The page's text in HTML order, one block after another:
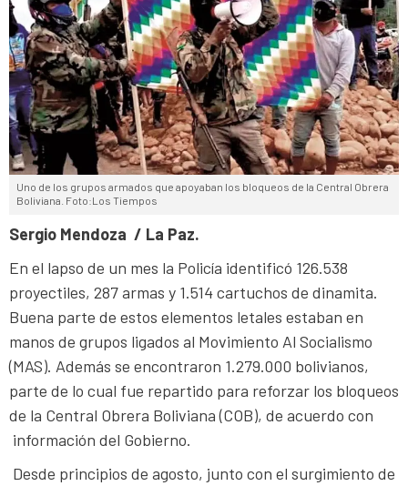
Uno de los grupos armados que apoyaban los bloqueos de la Central Obrera
Boliviana. Foto:Los Tiempos
Sergio Mendoza / La Paz.
En el lapso de un mes la Policía identificó 126.538
proyectiles, 287 armas y 1.514 cartuchos de dinamita.
Buena parte de estos elementos letales estaban en
manos de grupos ligados al Movimiento Al Socialismo
(MAS). Además se encontraron 1.279.000 bolivianos,
parte de lo cual fue repartido para reforzar los bloqueos
de la Central Obrera Boliviana (COB), de acuerdo con
información del Gobierno.
Desde principios de agosto, junto con el surgimiento de